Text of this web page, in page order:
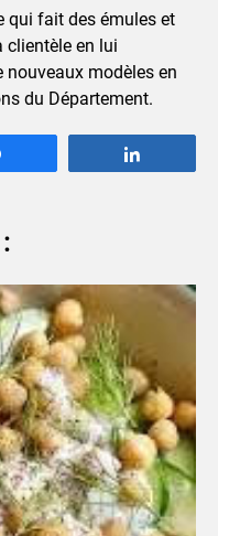
qui fait des émules et
en lui
nouveaux modèles en
du Département.